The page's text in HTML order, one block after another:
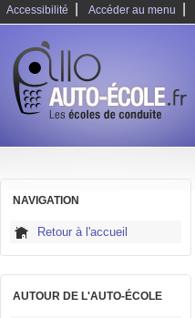
Accessibilité Accéder au menu
NAVIGATION
Retour à l'accueil
AUTOUR DE L'AUTO-ÉCOLE